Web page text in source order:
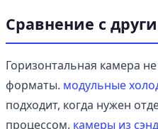
Сравнение с
Горизонтальная камера
форматы. модульные
подходит, когда нужен
процессом. камеры из